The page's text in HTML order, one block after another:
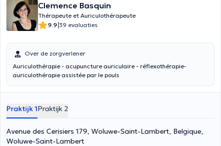
Clemence Basquin
Thérapeute et Auriculothérapeute
9.9|39 evaluaties
Over de zorgverlener
Auriculothérapie - acupuncture auriculaire - réflexothérapie-
auriculothérapie assistée par le pouls
Praktijk 1Praktijk 2
Avenue des Cerisiers 179, Woluwe-Saint-Lambert, Belgique,
Woluwe-Saint-Lambert